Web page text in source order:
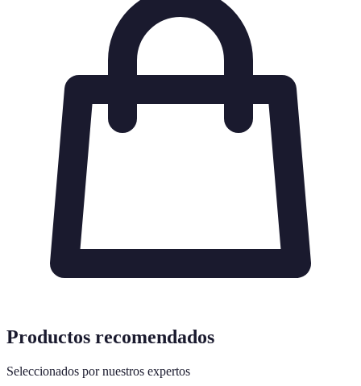
Productos recomendados
Seleccionados por nuestros expertos